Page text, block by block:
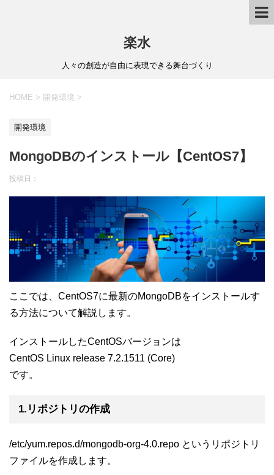
楽水
人々の創造が自由に表現できる舞台づくり
HOME > 開発環境 >
開発環境
MongoDBのインストール【CentOS7】
投稿日：
ここでは、CentOS7に最新のMongoDBをインストールす
る方法について解説します。
インストールしたCentOSバージョンは
CentOS Linux release 7.2.1511 (Core)
です。
1.リポジトリの作成
/etc/yum.repos.d/mongodb-org-4.0.repo というリポジトリ
ファイルを作成します。